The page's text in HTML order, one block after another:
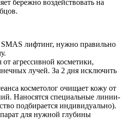
бережно воздействовать на
SMAS лифтинг, нужно правильно
от агрессивной косметики,
лучей. За 2 дня исключить
косметолог очищает кожу от
Наносятся специальные линии-
подбирается индивидуально).
для нужной глубины